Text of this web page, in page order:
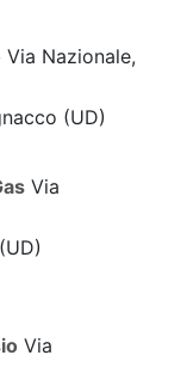
Via Nazionale,
(UD)
Via
Via